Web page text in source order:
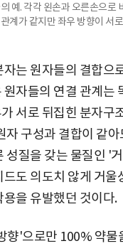
예. 각각 왼손과 오른손으로
계가 같지만 좌우 방향이 서
는 원자들의 결합으
자들의 연결 관계는
서로 뒤집힌 분자구
자 구성과 결합이 같아
성질을 갖는 물질인 '
도 의도치 않게 거울
을 유발했던 것이다.
향'으로만 100% 약물